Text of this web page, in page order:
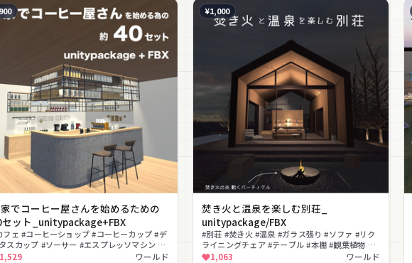
でコーヒー屋さんを始めるための
ット_unitypackage+FBX
フェ #コーヒーショップ #コーヒーカップ #デ
スカップ #ソーサー #エスプレッソマシン #
ヒー豆袋 #缶ケース #ボトル #メッシュラッ
1,529 ワールド
¥1,000
焚き火と温泉を楽しむ別荘_
unitypackage/FBX
#別荘 #焚き火 #温泉 #ガラス張り #ソファ #リク
ライニングチェア #テーブル #本棚 #観葉植物 #
ピアノ
1,063 ワールド